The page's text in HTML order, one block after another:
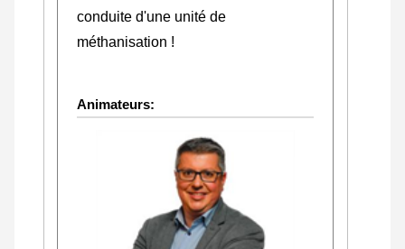
conduite d'une unité de
méthanisation !
Animateurs: